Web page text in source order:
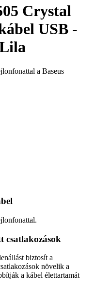
Crystal
USB -
a Baseus
csatlakozások
biztosít a
növelik a
a kábel élettartamát